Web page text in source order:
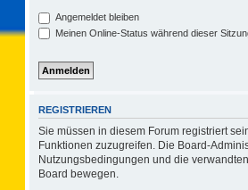
Angemeldet bleiben
Meinen Online-Status während dieser
REGISTRIEREN
Sie müssen in diesem Forum registriert
Funktionen zuzugreifen. Die Board-
Nutzungsbedingungen und die
Board bewegen.